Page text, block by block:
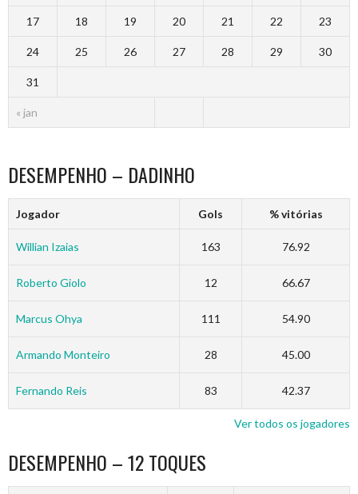
« jan
17 18 19 20 21 22 23
24 25 26 27 28 29 30
31
DESEMPENHO – DADINHO
Jogador Gols % vitórias
Willian Izaias 163 76.92
Roberto Giolo 12 66.67
Marcus Ohya 111 54.90
Armando Monteiro 28 45.00
Fernando Reis 83 42.37
Ver todos os jogadores
DESEMPENHO – 12 TOQUES